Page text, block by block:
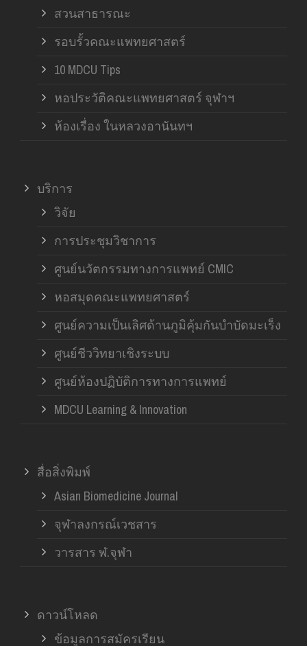
สวนสาธารณะ
รอบรั้วคณะแพทยศาสตร์
10 MDCU Tips
หอประวัติคณะแพทยศาสตร์ จุฬาฯ
ห้องเรื่อง ในหลวงอานันทฯ
บริการ
วิจัย
การประชุมวิชาการ
ศูนย์นวัตกรรมทางการแพทย์ CMIC
หอสมุดคณะแพทยศาสตร์
ศูนย์ความเป็นเลิศด้านภูมิคุ้มกันบำบัดมะเร็ง
ศูนย์ชีววิทยาเชิงระบบ
ศูนย์ห้องปฏิบัติการทางการแพทย์
MDCU Learning & Innovation
สื่อสิ่งพิมพ์
Asian Biomedicine Journal
จุฬาลงกรณ์เวชสาร
วารสาร ฬ.จุฬา
ดาวน์โหลด
ข้อมูลการสมัครเรียน